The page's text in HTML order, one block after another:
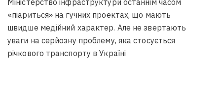
Міністерство інфраструктури останнім часом
«піариться» на гучних проектах, що мають
швидше медійний характер. Але не звертають
уваги на серйозну проблему, яка стосується
річкового транспорту в Україні